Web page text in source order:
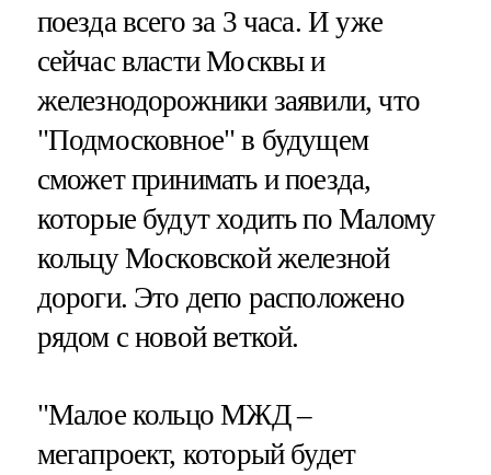
поезда всего за 3 часа. И уже
сейчас власти Москвы и
железнодорожники заявили, что
"Подмосковное" в будущем
сможет принимать и поезда,
которые будут ходить по Малому
кольцу Московской железной
дороги. Это депо расположено
рядом с новой веткой.
"Малое кольцо МЖД –
мегапроект, который будет